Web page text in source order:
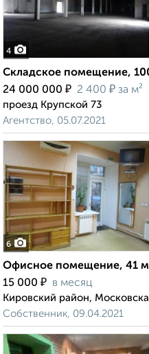
4
Складское помещение,
24 000 000 ₽ 2 400 ₽ за м²
проезд Крупской 73
Агентство, 05.07.2021
6
Офисное помещение, 41
15 000 ₽ в месяц
Кировский район,
Собственник, 09.04.2021